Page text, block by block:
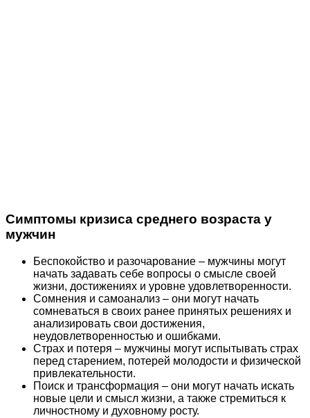
Симптомы кризиса среднего возраста у
мужчин
Беспокойство и разочарование – мужчины могут
начать задавать себе вопросы о смысле своей
жизни, достижениях и уровне удовлетворенности.
Сомнения и самоанализ – они могут начать
сомневаться в своих ранее принятых решениях и
анализировать свои достижения,
неудовлетворенностью и ошибками.
Страх и потеря – мужчины могут испытывать страх
перед старением, потерей молодости и физической
привлекательности.
Поиск и трансформация – они могут начать искать
новые цели и смысл жизни, а также стремиться к
личностному и духовному росту.